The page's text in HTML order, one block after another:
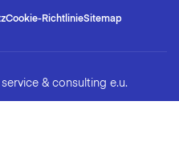
Cookie-RichtlinieSitemap
& consulting e.u.